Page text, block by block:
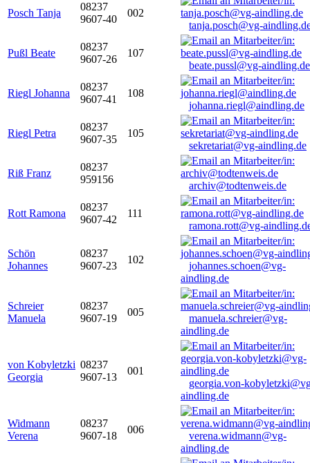
Posch Tanja
08237
9607-40
002
tanja.posch@vg-
Pußl Beate
08237
9607-26
107
beate.pussl@vg-aindling.de
Riegl Johanna
08237
9607-41
108
johanna.riegl@aindling.de
Riegl Petra
08237
9607-35
105
sekretariat@vg-aindling.de
Riß Franz
08237
959156
archiv@todtenweis.de
Rott Ramona
08237
9607-42
111
ramona.rott@vg-
Schön
Johannes
08237
9607-23
102
johannes.schoen@vg-
aindling.de
Schreier
Manuela
08237
9607-19
005
manuela.schreier@vg-
aindling.de
von Kobyletzki
Georgia
08237
9607-13
001
georgia.von-
aindling.de
Widmann
Verena
08237
9607-18
006
verena.widmann@vg-
aindling.de